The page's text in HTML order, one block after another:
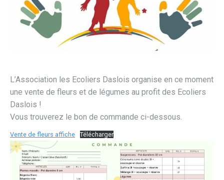
L’Association les Ecoliers Daslois organise en ce moment
une vente de fleurs et de légumes au profit des Ecoliers
Daslois !
Vous trouverez le bon de commande ci-dessous.
Vente de fleurs affiche Télécharger